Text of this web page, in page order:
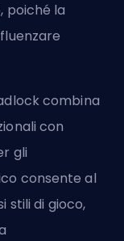
poiché la
combina
con
gli
consente al
stili di gioco,